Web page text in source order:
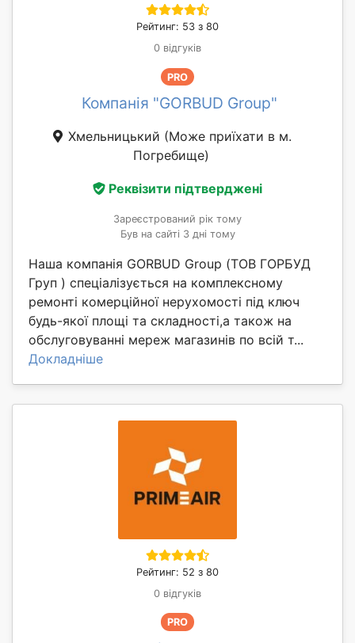
Рейтинг: 53 з 80
0 відгуків
PRO
Компанія "GORBUD Group"
Хмельницький (Може приїхати в м.
Погребище)
Реквізити підтверджені
Зареєстрований рік тому
Був на сайті 3 дні тому
Наша компанія GORBUD Group (ТОВ ГОРБУД
Груп ) спеціалізується на комплексному
ремонті комерційної нерухомості під ключ
будь-якої площі та складності,а також на
обслуговуванні мереж магазинів по всій т...
Докладніше
Рейтинг: 52 з 80
0 відгуків
PRO